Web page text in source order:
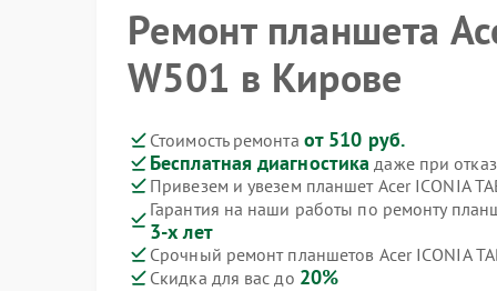
Ремонт планшета
W501 в Кирове
Стоимость ремонта от 510 руб.
Бесплатная диагностика даже при
Привезем и увезем планшет Acer ICONIA
Гарантия на наши работы по ремонту
3-х лет
Срочный ремонт планшетов Acer ICONIA
Скидка для вас до 20%